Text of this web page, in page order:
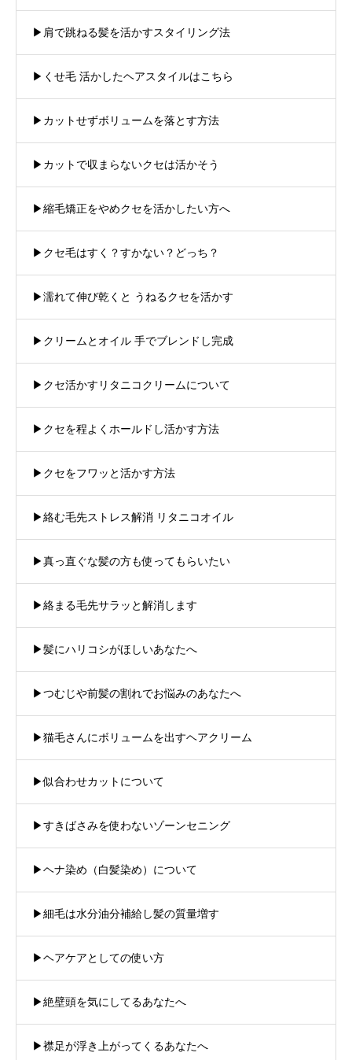
▶︎肩で跳ねる髪を活かすスタイリング法
▶︎くせ毛 活かしたヘアスタイルはこちら
▶︎カットせずボリュームを落とす方法
▶︎カットで収まらないクセは活かそう
▶︎縮毛矯正をやめクセを活かしたい方へ
▶︎クセ毛はすく？すかない？どっち？
▶︎濡れて伸び乾くと うねるクセを活かす
▶︎クリームとオイル 手でブレンドし完成
▶︎クセ活かすリタニコクリームについて
▶︎クセを程よくホールドし活かす方法
▶︎クセをフワッと活かす方法
▶︎絡む毛先ストレス解消 リタニコオイル
▶︎真っ直ぐな髪の方も使ってもらいたい
▶︎絡まる毛先サラッと解消します
▶︎髪にハリコシがほしいあなたへ
▶︎つむじや前髪の割れでお悩みのあなたへ
▶︎猫毛さんにボリュームを出すヘアクリーム
▶︎似合わせカットについて
▶︎すきばさみを使わないゾーンセニング
▶︎ヘナ染め（白髪染め）について
▶︎細毛は水分油分補給し髪の質量増す
▶︎ヘアケアとしての使い方
▶︎絶壁頭を気にしてるあなたへ
▶︎襟足が浮き上がってくるあなたへ